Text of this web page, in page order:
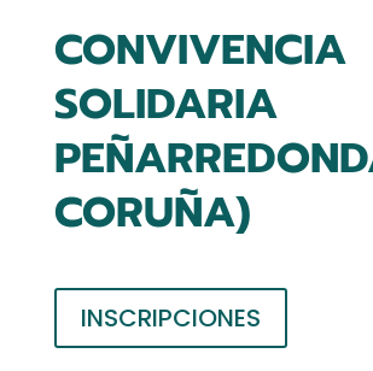
CONVIVENCIA
SOLIDARIA
CORUÑA)
INSCRIPCIONES